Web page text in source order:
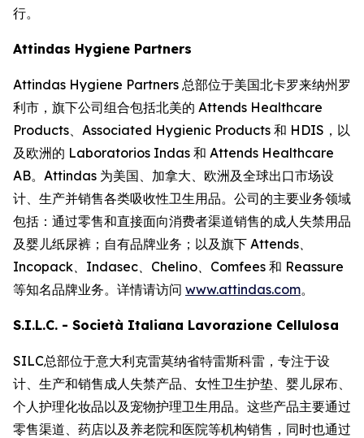
行。
Attindas Hygiene Partners
Attindas Hygiene Partners 总部位于美国北卡罗来纳州罗
利市，旗下公司组合包括北美的 Attends Healthcare
Products、Associated Hygienic Products 和 HDIS，以
及欧洲的 Laboratorios Indas 和 Attends Healthcare
AB。Attindas 为美国、加拿大、欧洲及全球出口市场设
计、生产并销售各类吸收性卫生用品。公司的主要业务领域
包括：通过零售和直接面向消费者渠道销售的成人失禁用品
及婴儿纸尿裤；自有品牌业务；以及旗下 Attends、
Incopack、Indasec、Chelino、Comfees 和 Reassure
等知名品牌业务。详情请访问 www.attindas.com。
S.I.L.C. - Società Italiana Lavorazione Cellulosa
SILC总部位于意大利克雷莫纳省特雷斯科雷，专注于设
计、生产和销售成人失禁产品、女性卫生护垫、婴儿尿布、
个人护理化妆品以及宠物护理卫生用品。这些产品主要通过
零售渠道、药店以及养老院和医院等机构销售，同时也通过